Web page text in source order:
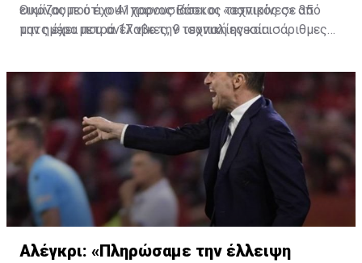
εικόνας που έχουν παρουσιάσει οι «ασπιρίνες» από
την ημέρα που ανέλαβε την τεχνική ηγεσία.
Θυμίζουμε ότι ο 41χρονος Βάσκος τεχνικός σε 35
ματς έχει μετρά 17 νίκες, 9 ισοπαλίες και ισάριθμες
ευρωπαϊκή τροχιά.
Αλέγκρι: «Πληρώσαμε την έλλειψη